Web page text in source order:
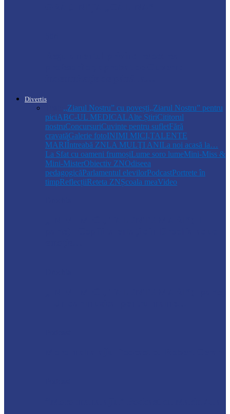
Divertis
,,Ziarul Nostru” cu povești„Ziarul Nostru” pentru
piciABC-UL MEDICALAlte ȘtiriCititorul
nostruConcursuriCuvinte pentru sufletFără
cravatăGalerie fotoINIMI MICI,TALENTE
MARIÎntreabă ZNLA MULŢI ANILa noi acasă la…
La Sfat cu oameni frumoșiLume soro lumeMini-Miss &
Mini-MisterObiectiv ZNOdiseea
pedagogicăParlamentul elevilorPodcastPortrete în
timpReflecțiiReteta ZNȘcoala meaVideo